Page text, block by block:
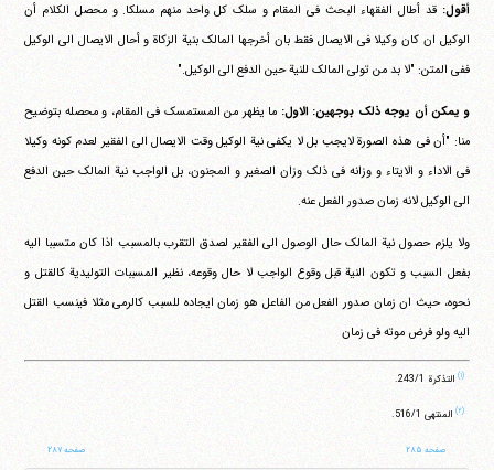
أقول:قد أطال الفقهاء البحث فی المقام و سلک کل واحد منهم مسلکا. و محصل الکلام أن
الوکیل ان کان وکیلا فی الایصال فقط بان أخرجها المالک بنیة الزکاة و أحال الایصال الی الوکیل
ففی المتن: "لا بد من تولی المالک للنیة حین الدفع الی الوکیل."
و یمکن أن یوجه ذلک بوجهین: الاول: ما یظهر من المستمسک فی المقام، و محصله بتوضیح
منا: "أن فی هذه الصورة لایجب بل لا یکفی نیة الوکیل وقت الایصال الی الفقیر لعدم کونه وکیلا
فی الاداء و الایتاء و وزانه فی ذلک وزان الصغیر و المجنون، بل الواجب نیة المالک حین الدفع
الی الوکیل لانه زمان صدور الفعل عنه.
ولا یلزم حصول نیة المالک حال الوصول الی الفقیر لصدق التقرب بالمسبب اذا کان متسببا الیه
بفعل السبب و تکون النیة قبل وقوع الواجب لا حال وقوعه، نظیر المسببات التولیدیة کالقتل و
نحوه، حیث ان زمان صدور الفعل من الفاعل هو زمان ایجاده للسبب کالرمی مثلا فینسب القتل
الیه ولو فرض موته فی زمان
(۱) التذکرة ‏243/1.
(۲) المنتهی ‏516/1.
صفحه ۲۸۵ صفحه ۲۸۷